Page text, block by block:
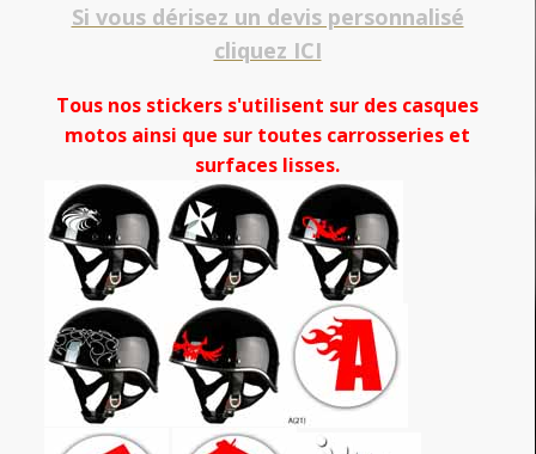
Si vous dérisez un devis personnalisé
cliquez ICI
Tous nos stickers s'utilisent sur des casques
motos ainsi que sur toutes carrosseries et
surfaces lisses.